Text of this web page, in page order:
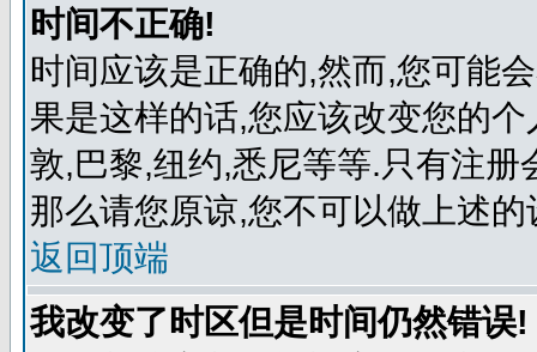
时间不正确!
时间应该是正确的,然而,您可能
果是这样的话,您应该改变您的
敦,巴黎,纽约,悉尼等等.只有注
那么请您原谅,您不可以做上述的
返回顶端
我改变了时区但是时间仍然错误!